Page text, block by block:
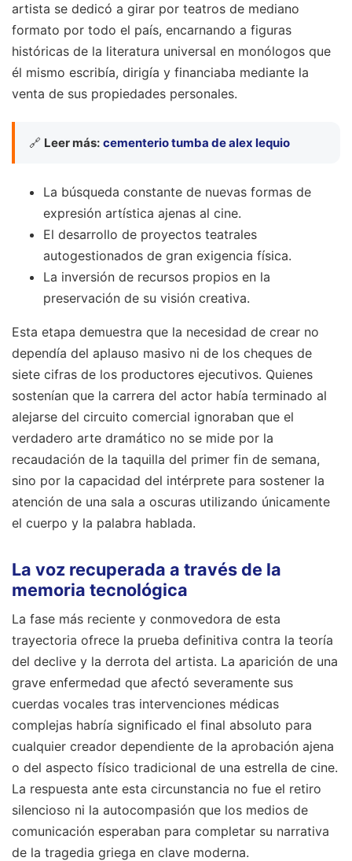
artista se dedicó a girar por teatros de mediano
formato por todo el país, encarnando a figuras
históricas de la literatura universal en monólogos que
él mismo escribía, dirigía y financiaba mediante la
venta de sus propiedades personales.
🔗 Leer más: cementerio tumba de alex lequio
La búsqueda constante de nuevas formas de
expresión artística ajenas al cine.
El desarrollo de proyectos teatrales
autogestionados de gran exigencia física.
La inversión de recursos propios en la
preservación de su visión creativa.
Esta etapa demuestra que la necesidad de crear no
dependía del aplauso masivo ni de los cheques de
siete cifras de los productores ejecutivos. Quienes
sostenían que la carrera del actor había terminado al
alejarse del circuito comercial ignoraban que el
verdadero arte dramático no se mide por la
recaudación de la taquilla del primer fin de semana,
sino por la capacidad del intérprete para sostener la
atención de una sala a oscuras utilizando únicamente
el cuerpo y la palabra hablada.
La voz recuperada a través de la
memoria tecnológica
La fase más reciente y conmovedora de esta
trayectoria ofrece la prueba definitiva contra la teoría
del declive y la derrota del artista. La aparición de una
grave enfermedad que afectó severamente sus
cuerdas vocales tras intervenciones médicas
complejas habría significado el final absoluto para
cualquier creador dependiente de la aprobación ajena
o del aspecto físico tradicional de una estrella de cine.
La respuesta ante esta circunstancia no fue el retiro
silencioso ni la autocompasión que los medios de
comunicación esperaban para completar su narrativa
de la tragedia griega en clave moderna.